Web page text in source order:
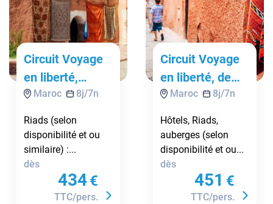
Circuit Voyage
en liberté,
Marrakech,
oasis et désert
de Zagora
Maroc 8j/7n
Riads (selon
disponibilité et ou
similaire) :...
dès
434€
TTC/pers.
Circuit Voyage
en liberté, de
Marrakech aux
dunes de
Merzouga
Maroc 8j/7n
Hôtels, Riads,
auberges (selon
disponibilité et ou...
dès
451 €
TTC/pers.